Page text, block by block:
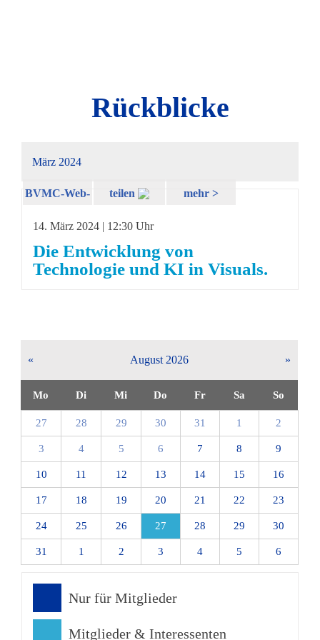
Rückblicke
März 2024
BVMC-Web-
teilen mehr >
14. März 2024 | 12:30 Uhr
Die Entwicklung von
Technologie und KI in Visuals.
« August 2026 »
Mo Di Mi Do Fr Sa So
27 28 29 30 31 1 2
3 4 5 6 7 8 9
10 11 12 13 14 15 16
17 18 19 20 21 22 23
24 25 26 27 28 29 30
31 1 2 3 4 5 6
Nur für Mitglieder
Mitglieder & Interessenten